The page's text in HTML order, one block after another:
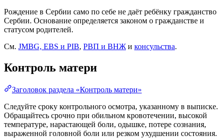
Рождение в Сербии само по себе не даёт ребёнку гражданство
Сербии. Основание определяется законом о гражданстве и
статусом родителей.
См. JMBG, EBS и PIB, РВП и ВНЖ и консульства.
Контроль матери
Заголовок раздела «Контроль матери»
Следуйте сроку контрольного осмотра, указанному в выписке.
Обращайтесь срочно при обильном кровотечении, высокой
температуре, нарастающей боли, одышке, потере сознания,
выраженной головной боли или резком ухудшении состояния.